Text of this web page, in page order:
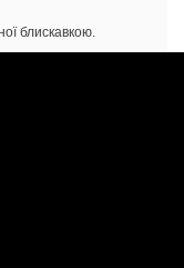
блискавкою.